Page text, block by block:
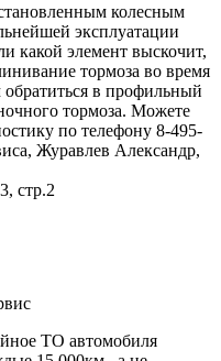
колесным
эксплуатации
какой элемент выскочит,
тормоза во время
в профильный
тормоза. Можете
по телефону 8-495-
Журавлев Александр,
стр.2
ТО автомобиля